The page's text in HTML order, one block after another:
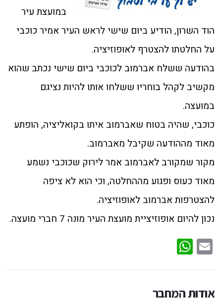
במועצת עיר
הוד השרון, הודיע ביום שישי לראש העיר אמיר כוכבי
על החלטתו להצטרף לאופוזיציה.
בהודעה ששלח אברמוב לכוכבי ביום שישי נכתב שהוא
מקשיב לקהל בוחריו ששלחו אותו להיות נציגם
במועצה.
כוכבי, שהיה בטוח שאברמוב איתו בקואליציה, הופתע
מאוד מההודעה שקיבל מאברמוב.
מקור שמקורב לאברמוב אמר לירוק שכוכבי נשמע
מאוד כעוס ופגוע מההחלטה, וכי הוא לא ציפה
להצטרפות אברמוב לאופוזיציה.
נכון להיום אופוזיציית מועצת העיר מונה 7 חברי מועצה.
Email
אודות המחבר